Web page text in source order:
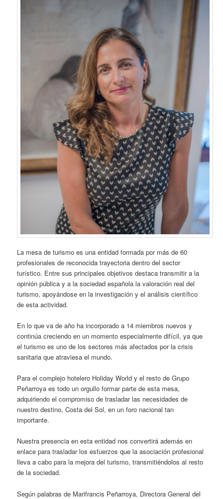
La mesa de turismo es una entidad formada por más de 60
profesionales de reconocida trayectoria dentro del sector
turístico. Entre sus principales objetivos destaca transmitir a la
opinión pública y a la sociedad española la valoración real del
turismo, apoyándose en la investigación y el análisis científico
de esta actividad.
En lo que va de año ha incorporado a 14 miembros nuevos y
continúa creciendo en un momento especialmente difícil, ya que
el turismo es uno de los sectores más afectados por la crisis
sanitaria que atraviesa el mundo.
Para el complejo hotelero Holiday World y el resto de Grupo
Peñarroya es todo un orgullo formar parte de esta mesa,
adquiriendo el compromiso de trasladar las necesidades de
nuestro destino, Costa del Sol, en un foro nacional tan
importante.
Nuestra presencia en esta entidad nos convertirá además en
enlace para trasladar los esfuerzos que la asociación profesional
lleva a cabo para la mejora del turismo, transmitiéndolos al resto
de la sociedad.
Según palabras de Marifrancis Peñarroya, Directora General del